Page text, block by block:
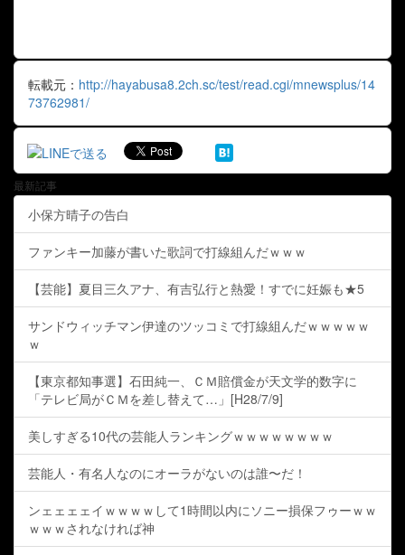
転載元： http://hayabusa8.2ch.sc/test/read.cgi/mnewsplus/14
73762981/
最新記事
小保方晴子の告白
ファンキー加藤が書いた歌詞で打線組んだｗｗｗ
【芸能】夏目三久アナ、有吉弘行と熱愛！すでに妊娠も★5
サンドウィッチマン伊達のツッコミで打線組んだｗｗｗｗｗ
ｗ
【東京都知事選】石田純一、ＣＭ賠償金が天文学的数字に
「テレビ局がＣＭを差し替えて…」[H28/7/9]
美しすぎる10代の芸能人ランキングｗｗｗｗｗｗｗｗ
芸能人・有名人なのにオーラがないのは誰〜だ！
ンェェェェイｗｗｗｗして1時間以内にソニー損保フゥーｗｗ
ｗｗｗされなければ神